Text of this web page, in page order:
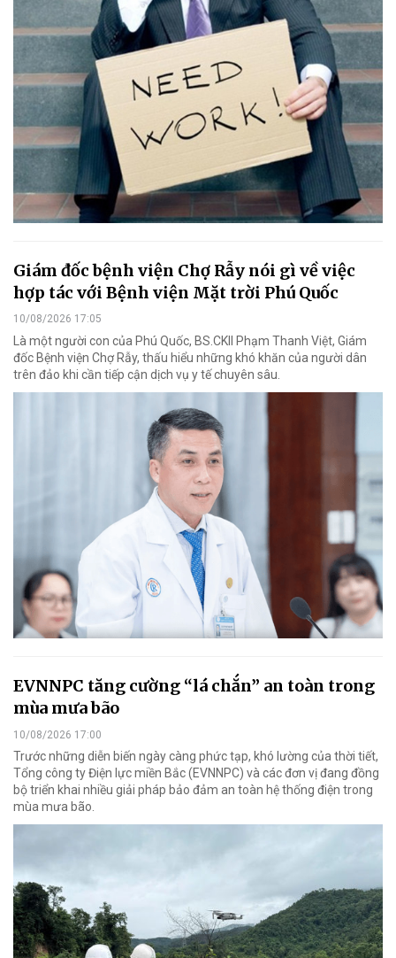
Giám đốc bệnh viện Chợ Rẫy nói gì về việc
hợp tác với Bệnh viện Mặt trời Phú Quốc
10/08/2026 17:05
Là một người con của Phú Quốc, BS.CKII Phạm Thanh Việt, Giám
đốc Bệnh viện Chợ Rẫy, thấu hiểu những khó khăn của người dân
trên đảo khi cần tiếp cận dịch vụ y tế chuyên sâu.
EVNNPC tăng cường “lá chắn” an toàn trong
mùa mưa bão
10/08/2026 17:00
Trước những diễn biến ngày càng phức tạp, khó lường của thời tiết,
Tổng công ty Điện lực miền Bắc (EVNNPC) và các đơn vị đang đồng
bộ triển khai nhiều giải pháp bảo đảm an toàn hệ thống điện trong
mùa mưa bão.